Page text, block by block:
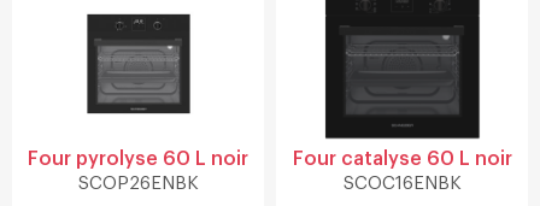
Four pyrolyse 60 L noir
SCOP26ENBK
Four catalyse 60 L noir
SCOC16ENBK